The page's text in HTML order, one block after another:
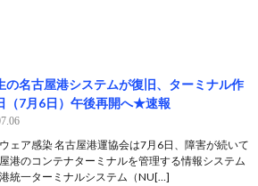
の名古屋港システムが復旧、ターミナル作
（7月6日）午後再開へ★速報
ェア感染 名古屋港運協会は7月6日、障害が続いて
港のコンテナターミナルを管理する情報システム
港統一ターミナルシステム（NU[…]